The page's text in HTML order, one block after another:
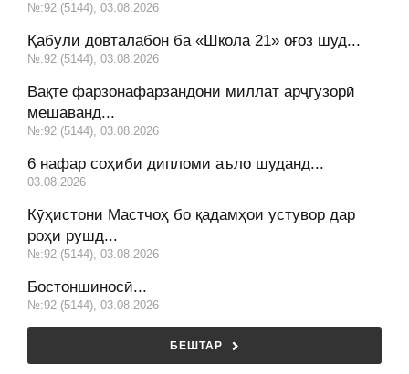
№:92 (5144), 03.08.2026
Қабули довталабон ба «Школа 21» оғоз шуд...
№:92 (5144), 03.08.2026
Вақте фарзонафарзандони миллат арҷгузорӣ
мешаванд...
№:92 (5144), 03.08.2026
6 нафар соҳиби дипломи аъло шуданд...
03.08.2026
Кӯҳистони Мастчоҳ бо қадамҳои устувор дар
роҳи рушд...
№:92 (5144), 03.08.2026
Бостоншиносӣ...
№:92 (5144), 03.08.2026
БЕШТАР